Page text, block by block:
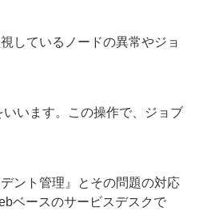
しているノードの異常やジョ
います。この操作で、ジョブ
ント管理』とその問題の対応
ベースのサービスデスクで